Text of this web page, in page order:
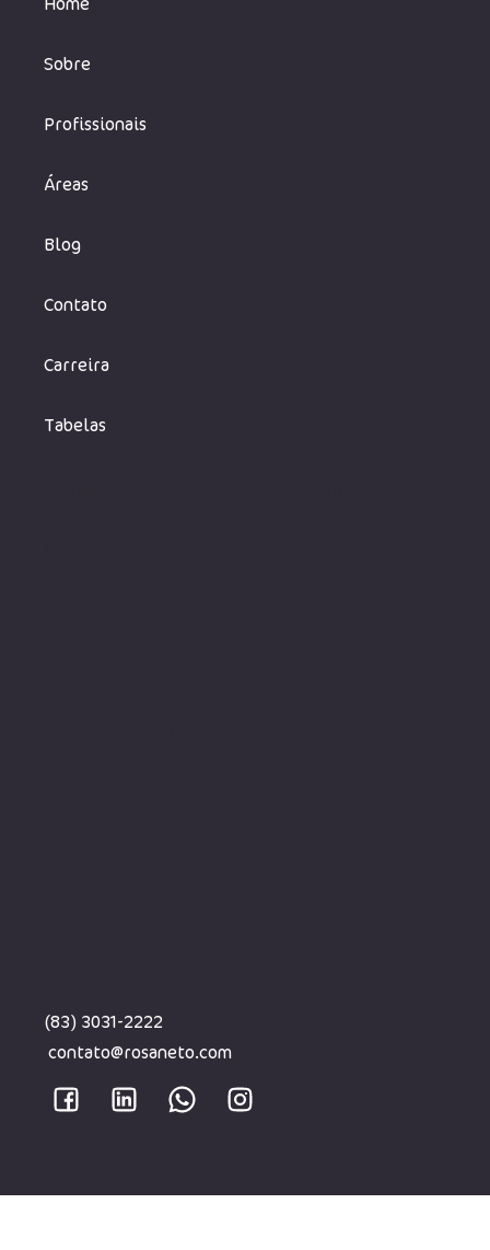
Home
Sobre
Profissionais
Áreas
Blog
Contato
Carreira
Tabelas
(83) 3031-2222
contato@rosaneto.com